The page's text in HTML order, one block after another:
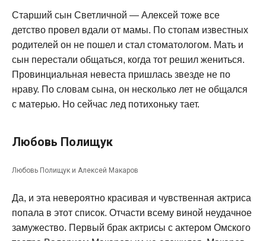
Старший сын Светличной — Алексей тоже все
детство провел вдали от мамы. По стопам известных
родителей он не пошел и стал стоматологом. Мать и
сын перестали общаться, когда тот решил жениться.
Провинциальная невеста пришлась звезде не по
нраву. По словам сына, он несколько лет не общался
с матерью. Но сейчас лед потихоньку тает.
Любовь Полищук
Любовь Полищук и Алексей Макаров
Да, и эта невероятно красивая и чувственная актриса
попала в этот список. Отчасти всему виной неудачное
замужество. Первый брак актрисы с актером Омского